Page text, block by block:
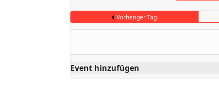
Vorheriger Tag
Event hinzufügen